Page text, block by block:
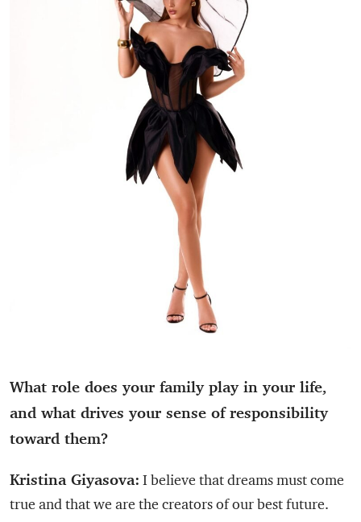
What role does your family play in your life,
and what drives your sense of responsibility
toward them?
Kristina Giyasova: I believe that dreams must come
true and that we are the creators of our best future.